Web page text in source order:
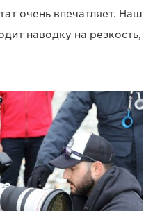
очень впечатляет. Наш
наводку на резкость,